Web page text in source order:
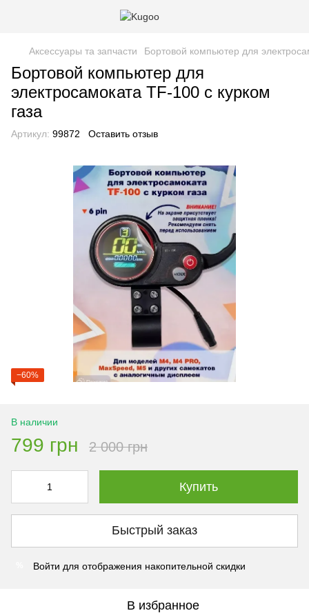
Аксессуары та запчасти Бортовой компьютер для
Бортовой компьютер для
электросамоката TF-100 с курком
газа
Артикул: 99872 Оставить отзыв
−60%
В наличии
799 грн 2 000 грн
Купить
Быстрый заказ
Войти для отображения накопительной скидки
В избранное